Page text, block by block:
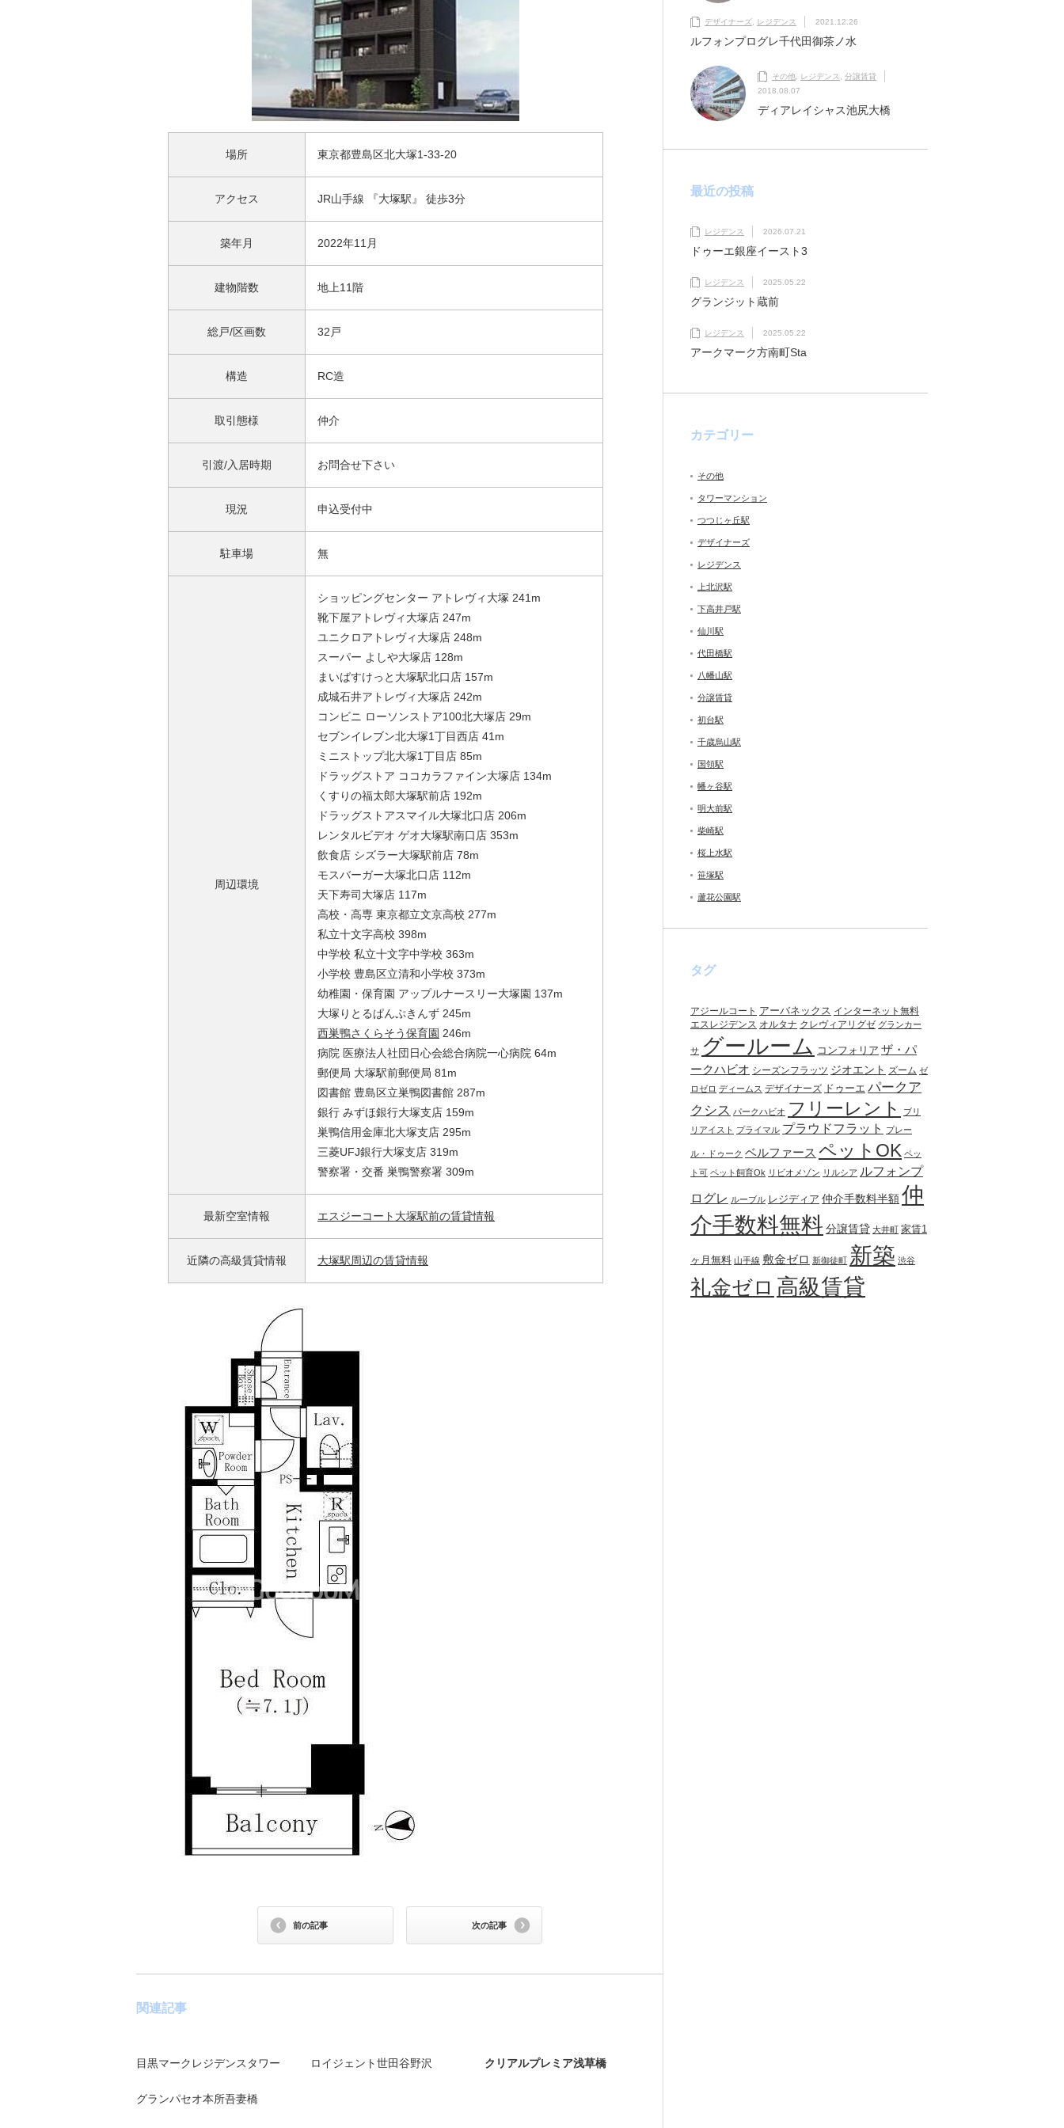
場所 東京都豊島区北大塚1-33-20
アクセス JR山手線 『大塚駅』 徒歩3分
築年月 2022年11月
建物階数 地上11階
総戸/区画数 32戸
構造 RC造
取引態様 仲介
引渡/入居時期 お問合せ下さい
現況 申込受付中
駐車場 無
周辺環境
ショッピングセンター アトレヴィ大塚 241m
靴下屋アトレヴィ大塚店 247m
ユニクロアトレヴィ大塚店 248m
スーパー よしや大塚店 128m
まいばすけっと大塚駅北口店 157m
成城石井アトレヴィ大塚店 242m
コンビニ ローソンストア100北大塚店 29m
セブンイレブン北大塚1丁目西店 41m
ミニストップ北大塚1丁目店 85m
ドラッグストア ココカラファイン大塚店 134m
くすりの福太郎大塚駅前店 192m
ドラッグストアスマイル大塚北口店 206m
レンタルビデオ ゲオ大塚駅南口店 353m
飲食店 シズラー大塚駅前店 78m
モスバーガー大塚北口店 112m
天下寿司大塚店 117m
高校・高専 東京都立文京高校 277m
私立十文字高校 398m
中学校 私立十文字中学校 363m
小学校 豊島区立清和小学校 373m
幼稚園・保育園 アップルナースリー大塚園 137m
大塚りとるぱんぷきんず 245m
西巣鴨さくらそう保育園 246m
病院 医療法人社団日心会総合病院一心病院 64m
郵便局 大塚駅前郵便局 81m
図書館 豊島区立巣鴨図書館 287m
銀行 みずほ銀行大塚支店 159m
巣鴨信用金庫北大塚支店 295m
三菱UFJ銀行大塚支店 319m
警察署・交番 巣鴨警察署 309m
最新空室情報 エスジーコート大塚駅前の賃貸情報
近隣の高級賃貸情報 大塚駅周辺の賃貸情報
前の記事 次の記事
関連記事
目黒マークレジデンスタワー ロイジェント世田谷野沢 クリアルプレミア浅草橋
グランパセオ本所吾妻橋
デザイナーズ レジデンス 2021.12.26
ルフォンプログレ千代田御茶ノ水
その他 レジデンス
分譲賃貸
2018.08.07
ディアレイシャス池尻大橋
最近の投稿
レジデンス 2026.07.21
ドゥーエ銀座イースト3
レジデンス 2025.05.22
グランジット蔵前
レジデンス 2025.05.22
アークマーク方南町Sta
カテゴリー
その他
タワーマンション
つつじヶ丘駅
デザイナーズ
レジデンス
上北沢駅
下高井戸駅
仙川駅
代田橋駅
八幡山駅
分譲賃貸
初台駅
千歳烏山駅
国領駅
幡ヶ谷駅
明大前駅
柴崎駅
桜上水駅
笹塚駅
蘆花公園駅
タグ
アジールコート アーバネックス インターネット無料
エスレジデンス オルタナ クレヴィアリグゼ グランカー
サ グールーム コンフォリア ザ・パ
ークハビオ シーズンフラッツ ジオエント ズーム ゼ
ロゼロ ディームス デザイナーズ ドゥーエ パークア
クシス パークハビオ フリーレント
ブリ
リアイスト プライマル プラウドフラット プレー
ル・ドゥーク ベルファース ペットOK ペッ
ト可 ペット飼育Ok リビオメゾン リルシア ルフォンプ
ログレ ルーブル レジディア 仲介手数料半額仲
介手数料無料 分譲賃貸 大井町 家賃1
ヶ月無料 山手線 敷金ゼロ 新御徒町 新築 渋谷
礼金ゼロ 高級賃貸